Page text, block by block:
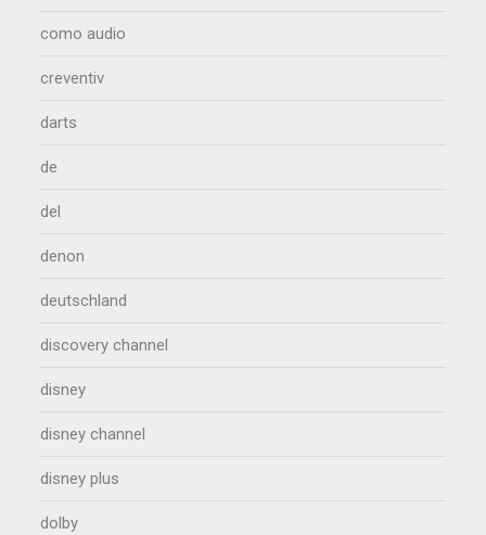
como audio
creventiv
darts
de
del
denon
deutschland
discovery channel
disney
disney channel
disney plus
dolby